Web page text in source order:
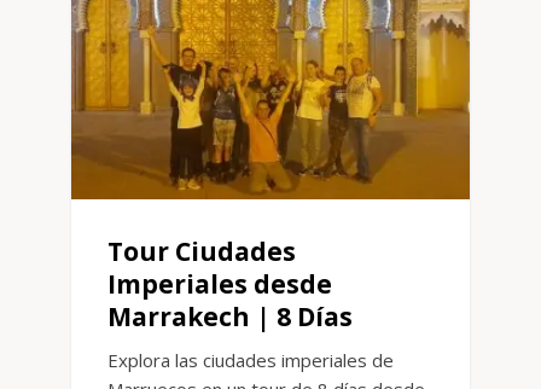
Tour Ciudades
Imperiales desde
Marrakech | 8 Días
Explora las ciudades imperiales de